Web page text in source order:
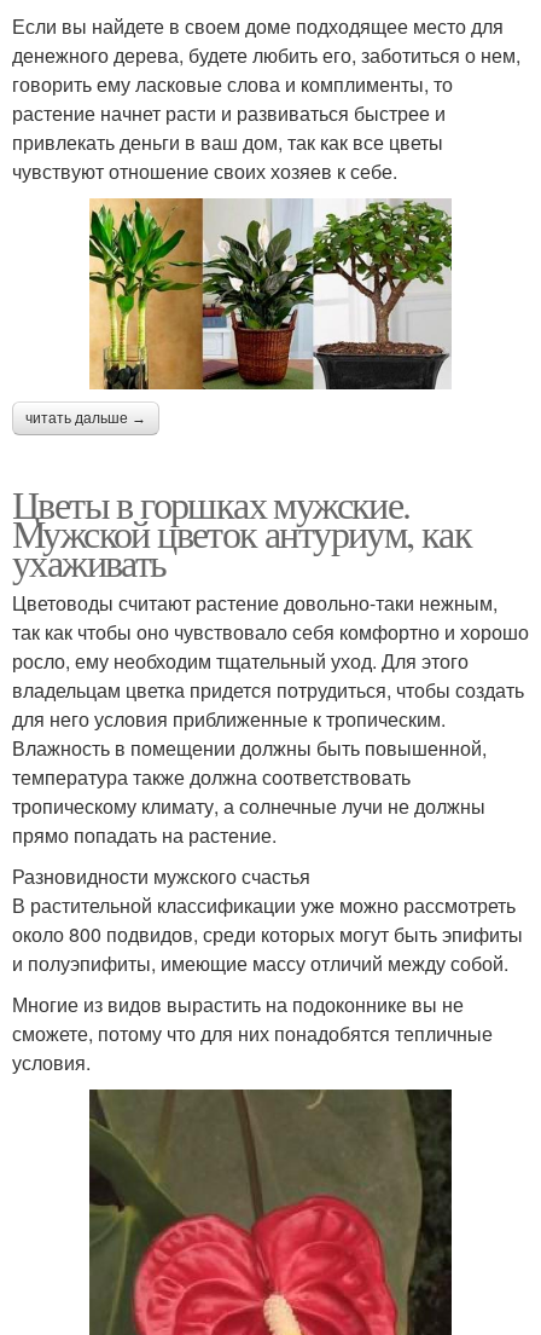
Если вы найдете в своем доме подходящее место для
денежного дерева, будете любить его, заботиться о нем,
говорить ему ласковые слова и комплименты, то
растение начнет расти и развиваться быстрее и
привлекать деньги в ваш дом, так как все цветы
чувствуют отношение своих хозяев к себе.
читать дальше →
Цветы в горшках мужские.
Мужской цветок антуриум, как
ухаживать
Цветоводы считают растение довольно-таки нежным,
так как чтобы оно чувствовало себя комфортно и хорошо
росло, ему необходим тщательный уход. Для этого
владельцам цветка придется потрудиться, чтобы создать
для него условия приближенные к тропическим.
Влажность в помещении должны быть повышенной,
температура также должна соответствовать
тропическому климату, а солнечные лучи не должны
прямо попадать на растение.
Разновидности мужского счастья
В растительной классификации уже можно рассмотреть
около 800 подвидов, среди которых могут быть эпифиты
и полуэпифиты, имеющие массу отличий между собой.
Многие из видов вырастить на подоконнике вы не
сможете, потому что для них понадобятся тепличные
условия.